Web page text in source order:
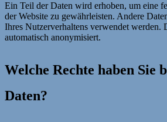
Ein Teil der Daten wird erhoben, um eine
der Website zu gewährleisten. Andere
Ihres Nutzerverhaltens verwendet werden.
automatisch anonymisiert.
Welche Rechte haben Sie
Daten?